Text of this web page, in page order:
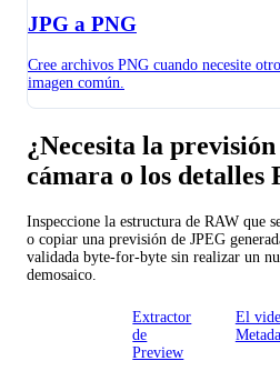
JPG a PNG
Cree archivos PNG cuando necesite
imagen común.
¿Necesita la
cámara o los detalles
Inspeccione la estructura de RAW que
o copiar una previsión de JPEG
validada byte-for-byte sin realizar un
demosaico.
Extractor
de
Preview
El